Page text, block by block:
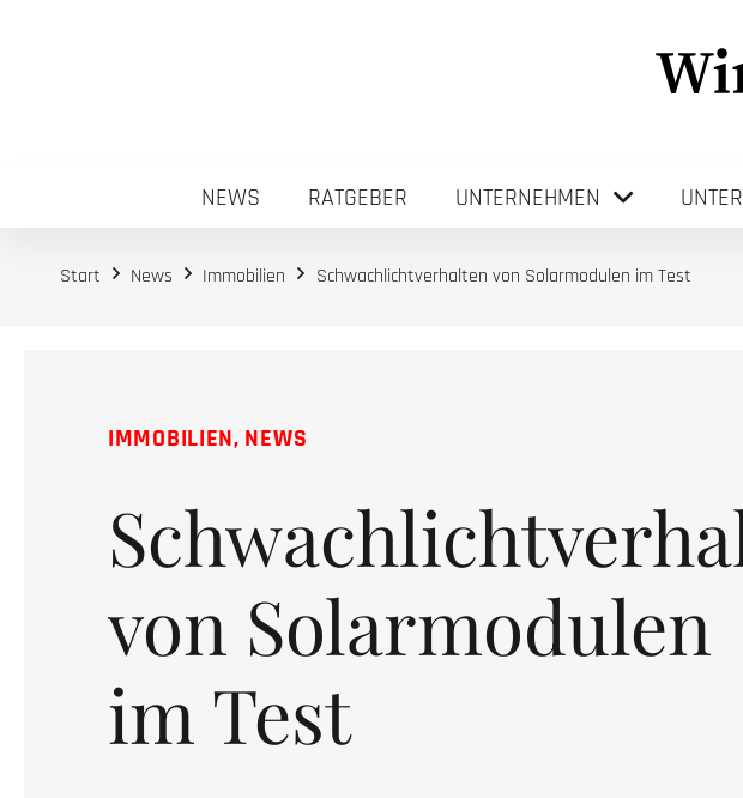
NEWS RATGEBER UNTERNEHMEN
Start News Immobilien Schwachlichtverhalten von Solarmodulen im Test
IMMOBILIEN, NEWS
von Solarmodulen
im Test